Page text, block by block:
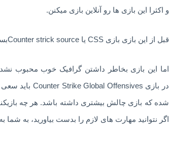
و اکثرا این بازی ها رو آنلاین بازی میکنن.
قبل از این بازی بازی CSS یا Counter strick sourceبسیار محبوب بود ولی اکنون CSGo با کیفیت بالاتر و بازیکنان حرفه ای تر محبوب شده است.
اما این بازی بخاطر داشتن گرافیک خوب محبوب
در بازی Counter Strike Global Offensives باید سعی کنید که امتیاز خوبی بدست بیاورید و زنده بمانید
شده که بازی چالش بیشتری داشته باشد. هر چه
اگر نتوانید مهارت های لازم را بدست بیاورید، به